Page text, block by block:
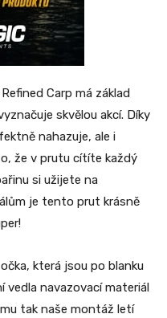
Carp má základ
skvělou akcí. Díky
nahazuje, ale i
že v prutu cítíte každý
si užijete na
je tento prut krásně
která jsou po blanku
vedla navazovací materiál
tak naše montáž letí